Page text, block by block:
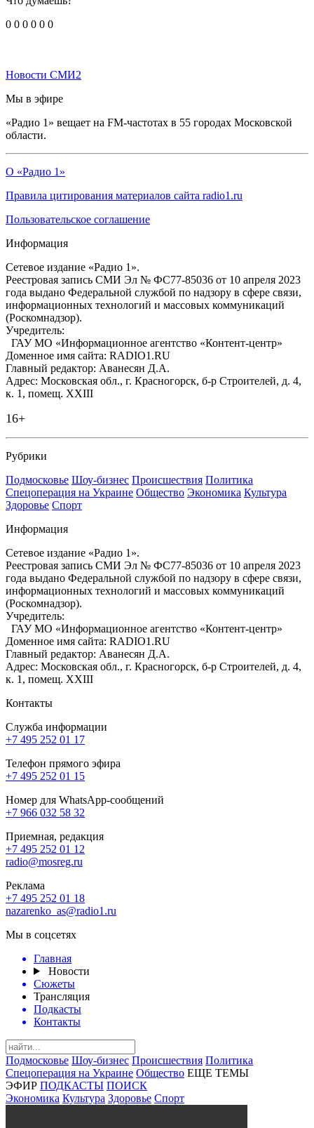
0 0 0 0 0 0
Новости СМИ2
Мы в эфире
«Радио 1» вещает на FM-частотах в 55 городах Московской
области.
О «Радио 1»
Правила цитирования материалов сайта radio1.ru
Пользовательское соглашение
Информация
Сетевое издание «Радио 1».
Реестровая запись СМИ Эл № ФС77-85036 от 10 апреля 2023
года выдано Федеральной службой по надзору в сфере связи,
информационных технологий и массовых коммуникаций
(Роскомнадзор).
Учредитель:
ГАУ МО «Информационное агентство «Контент-центр»
Доменное имя сайта: RADIO1.RU
Главный редактор: Аванесян Д.А.
Адрес: Московская обл., г. Красногорск, б-р Строителей, д. 4,
к. 1, помещ. XXIII
16+
Рубрики
Подмосковье Шоу-бизнес Происшествия Политика
Спецоперация на Украине Общество Экономика Культура
Здоровье Спорт
Информация
Сетевое издание «Радио 1».
Реестровая запись СМИ Эл № ФС77-85036 от 10 апреля 2023
года выдано Федеральной службой по надзору в сфере связи,
информационных технологий и массовых коммуникаций
(Роскомнадзор).
Учредитель:
ГАУ МО «Информационное агентство «Контент-центр»
Доменное имя сайта: RADIO1.RU
Главный редактор: Аванесян Д.А.
Адрес: Московская обл., г. Красногорск, б-р Строителей, д. 4,
к. 1, помещ. XXIII
Контакты
Служба информации
+7 495 252 01 17
Телефон прямого эфира
+7 495 252 01 15
Номер для WhatsApp-сообщений
+7 966 032 58 32
Приемная, редакция
+7 495 252 01 12
radio@mosreg.ru
Реклама
+7 495 252 01 18
nazarenko_as@radio1.ru
Мы в соцсетях
Главная
Новости
Сюжеты
Трансляция
Подкасты
Контакты
Подмосковье Шоу-бизнес Происшествия Политика
Спецоперация на Украине Общество ЕЩЕ ТЕМЫ
ЭФИР ПОДКАСТЫ ПОИСК
Экономика Культура Здоровье Спорт